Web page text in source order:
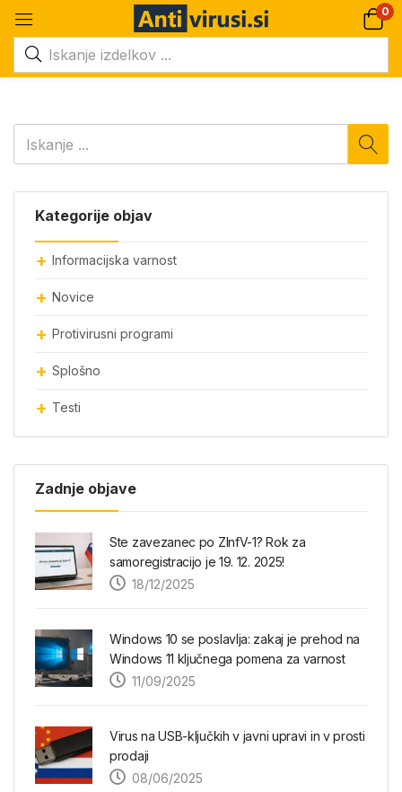
0
Kategorije objav
Informacijska varnost
Novice
Protivirusni programi
Splošno
Testi
Zadnje objave
Ste zavezanec po ZInfV-1? Rok za
samoregistracijo je 19. 12. 2025!
18/12/2025
Windows 10 se poslavlja: zakaj je prehod na
Windows 11 ključnega pomena za varnost
11/09/2025
Virus na USB-ključkih v javni upravi in v prosti
prodaji
08/06/2025